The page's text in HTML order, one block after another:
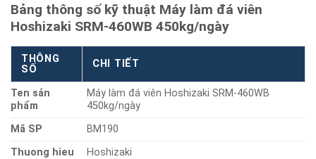
Bảng thông số kỹ thuật Máy làm đá viên
Hoshizaki SRM-460WB 450kg/ngày
THÔNG
SỐ
CHI TIẾT
Ten sản
phẩm
Máy làm đá viên Hoshizaki SRM-460WB
450kg/ngày
Mã SP
BM190
Thuong hieu
Hoshizaki